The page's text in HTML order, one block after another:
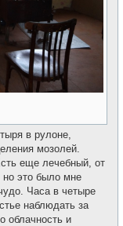
в рулоне,
мозолей.
еще лечебный, от
но это было мне
Часа в четыре
наблюдать за
облачность и